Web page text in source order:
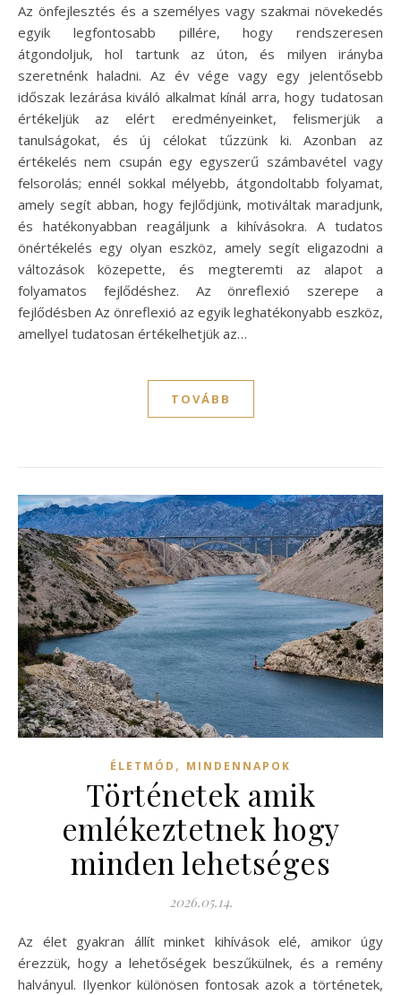
Az önfejlesztés és a személyes vagy szakmai növekedés
egyik legfontosabb pillére, hogy rendszeresen
átgondoljuk, hol tartunk az úton, és milyen irányba
szeretnénk haladni. Az év vége vagy egy jelentősebb
időszak lezárása kiváló alkalmat kínál arra, hogy tudatosan
értékeljük az elért eredményeinket, felismerjük a
tanulságokat, és új célokat tűzzünk ki. Azonban az
értékelés nem csupán egy egyszerű számbavétel vagy
felsorolás; ennél sokkal mélyebb, átgondoltabb folyamat,
amely segít abban, hogy fejlődjünk, motiváltak maradjunk,
és hatékonyabban reagáljunk a kihívásokra. A tudatos
önértékelés egy olyan eszköz, amely segít eligazodni a
változások közepette, és megteremti az alapot a
folyamatos fejlődéshez. Az önreflexió szerepe a
fejlődésben Az önreflexió az egyik leghatékonyabb eszköz,
amellyel tudatosan értékelhetjük az…
TOVÁBB
ÉLETMÓD , MINDENNAPOK
Történetek amik
emlékeztetnek hogy
minden lehetséges
2026.05.14.
Az élet gyakran állít minket kihívások elé, amikor úgy
érezzük, hogy a lehetőségek beszűkülnek, és a remény
halványul. Ilyenkor különösen fontosak azok a történetek,